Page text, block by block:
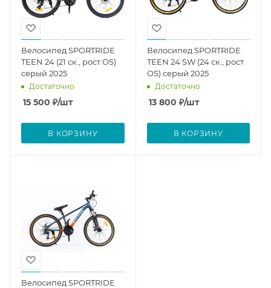
Велосипед SPORTRIDE
TEEN 24 (21 ск., рост OS)
серый 2025
Достаточно
15 500 ₽/шт
В КОРЗИНУ
Велосипед SPORTRIDE
TEEN 24 SW (24 ск., рост
OS) серый 2025
Достаточно
13 800 ₽/шт
В КОРЗИНУ
Велосипед SPORTRIDE